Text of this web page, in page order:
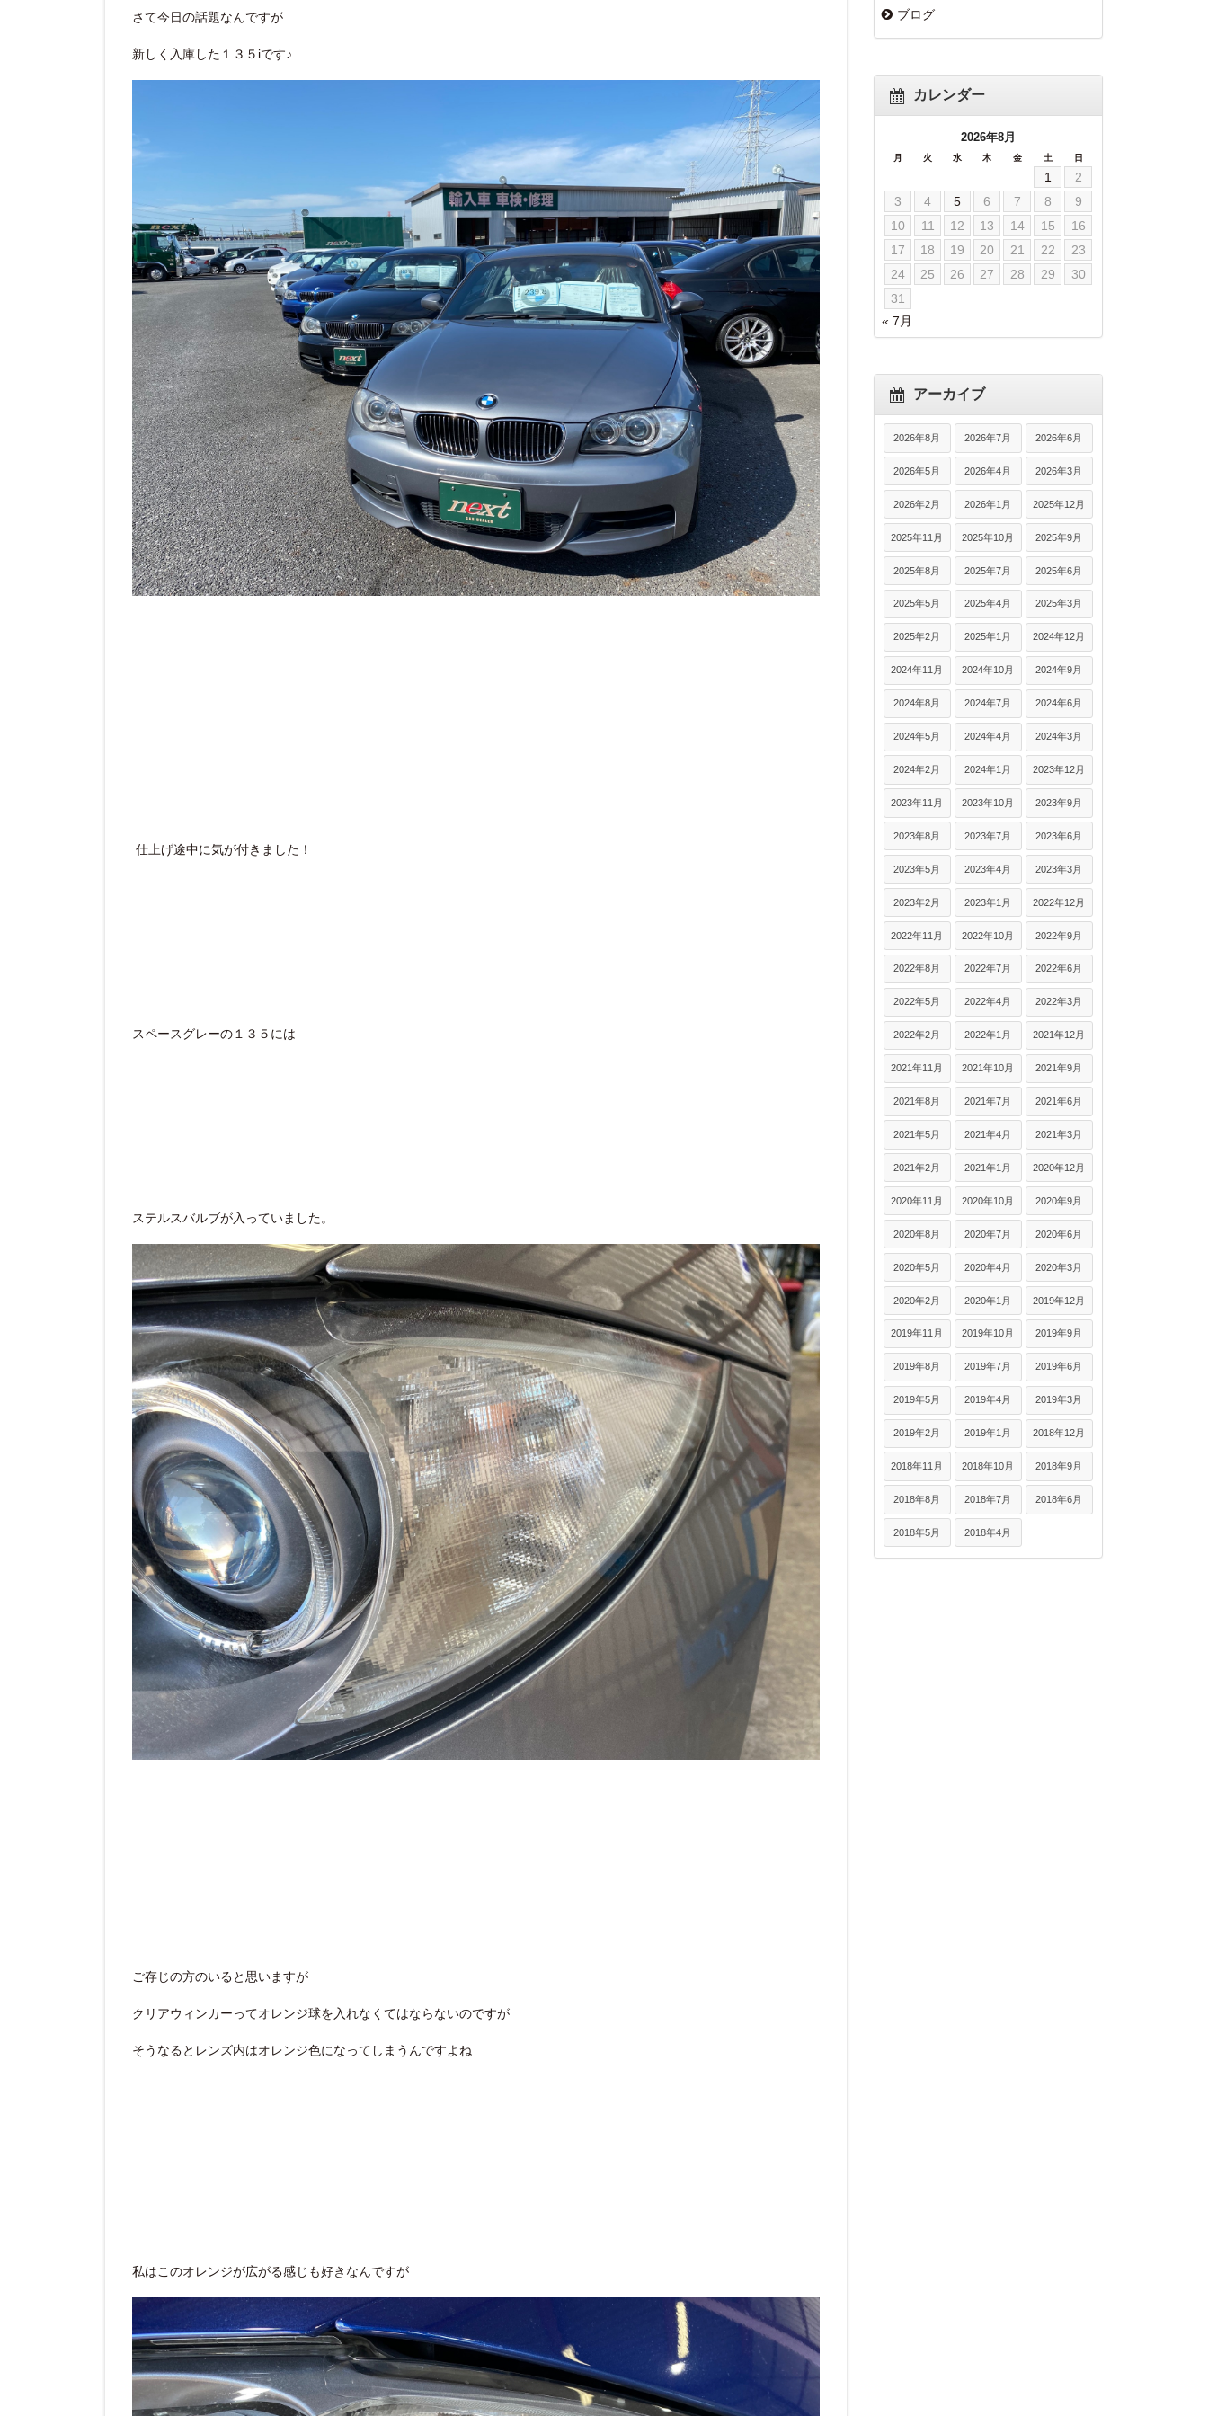
さて今日の話題なんですが
新しく入庫した１３５ iです♪
仕上げ途中に気が付きました！
スペースグレーの１３５には
ステルスバルブが入っていました。
ご存じの方のいると思いますが
クリアウィンカーってオレンジ球を入れなくてはならないのですが
そうなるとレンズ内はオレンジ色になってしまうんですよね
私はこのオレンジが広がる感じも好きなんですが
ブログ
カレンダー
2026年8月
月 火 水 木 金 土 日
1
2
3
4 5 6 7 8
9
10
11 12 13 14 15
16
17
18 19 20 21 22
23
24
25 26 27 28 29
30
31
« 7月
アーカイブ
2026年8月 2026年7月 2026年6月
2026年5月 2026年4月 2026年3月
2026年2月 2026年1月 2025年12月
2025年11月 2025年10月 2025年9月
2025年8月 2025年7月 2025年6月
2025年5月 2025年4月 2025年3月
2025年2月 2025年1月 2024年12月
2024年11月 2024年10月 2024年9月
2024年8月 2024年7月 2024年6月
2024年5月 2024年4月 2024年3月
2024年2月 2024年1月 2023年12月
2023年11月 2023年10月 2023年9月
2023年8月 2023年7月 2023年6月
2023年5月 2023年4月 2023年3月
2023年2月 2023年1月 2022年12月
2022年11月 2022年10月 2022年9月
2022年8月 2022年7月 2022年6月
2022年5月 2022年4月 2022年3月
2022年2月 2022年1月 2021年12月
2021年11月 2021年10月 2021年9月
2021年8月 2021年7月 2021年6月
2021年5月 2021年4月 2021年3月
2021年2月 2021年1月 2020年12月
2020年11月 2020年10月 2020年9月
2020年8月 2020年7月 2020年6月
2020年5月 2020年4月 2020年3月
2020年2月 2020年1月 2019年12月
2019年11月 2019年10月 2019年9月
2019年8月 2019年7月 2019年6月
2019年5月 2019年4月 2019年3月
2019年2月 2019年1月 2018年12月
2018年11月 2018年10月 2018年9月
2018年8月 2018年7月 2018年6月
2018年5月 2018年4月